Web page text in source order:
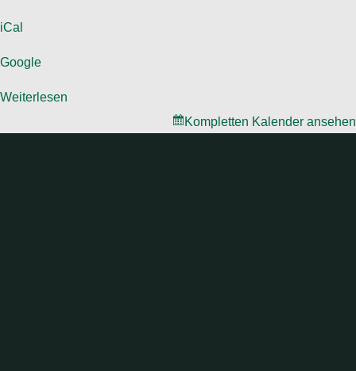
iCal
Google
Weiterlesen
Kompletten Kalender ansehen